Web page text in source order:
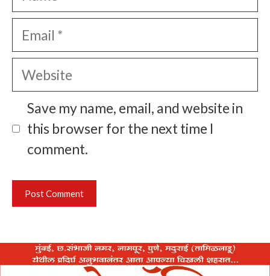
Email
Website
Save my name, email, and website in
this browser for the next time I
comment.